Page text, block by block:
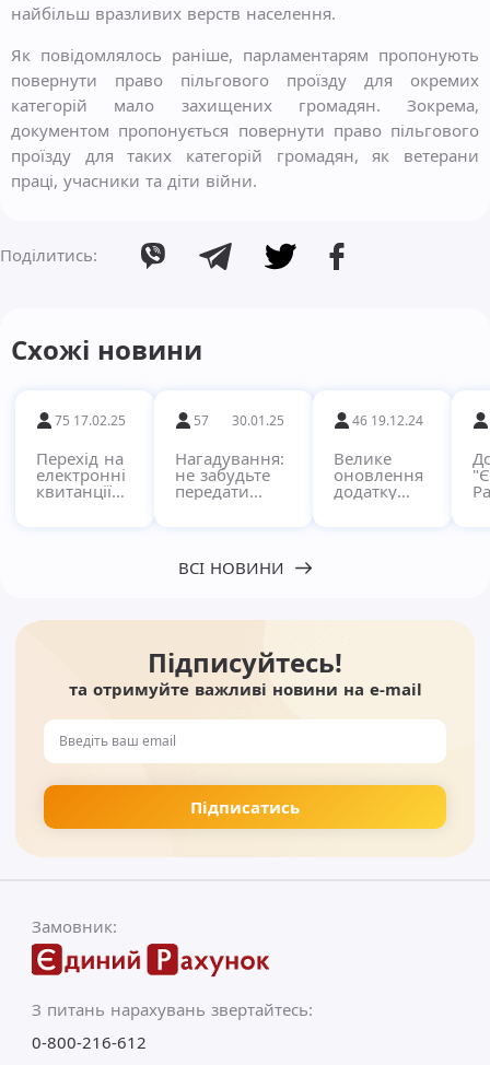
найбільш вразливих верств населення.
Як повідомлялось раніше, парламентарям пропонують
повернути право пільгового проїзду для окремих
категорій мало захищених громадян. Зокрема,
документом пропонується повернути право пільгового
проїзду для таких категорій громадян, як ветерани
праці, учасники та діти війни.
Поділитись:
Схожі новини
75 17.02.25
Перехід на
електронні
квитанції
57 30.01.25
Нагадування:
не забудьте
передати
46 19.12.24
Велике
оновлення
додатку
ВСІ НОВИНИ
Підписуйтесь!
та отримуйте важливі новини на e-mail
Замовник:
З питань нарахувань звертайтесь:
0-800-216-612